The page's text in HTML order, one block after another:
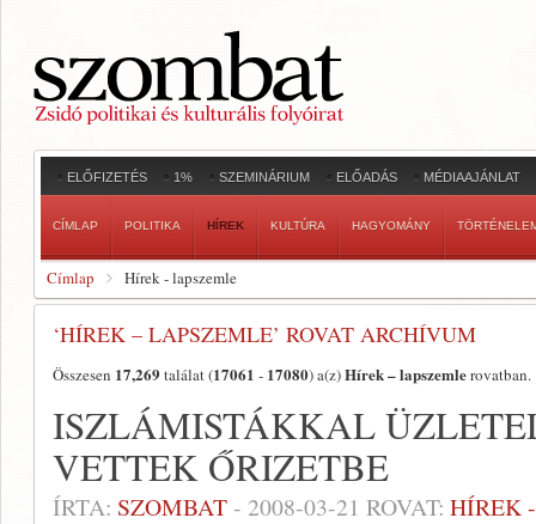
ELŐFIZETÉS 1% SZEMINÁRIUM ELŐADÁS MÉDIAAJÁNLAT
CÍMLAP POLITIKA HÍREK KULTÚRA HAGYOMÁNY
Címlap Hírek - lapszemle
‘HÍREK – LAPSZEMLE’ ROVAT ARCHÍVUM
Összesen 17,269 találat (17061 - 17080) a(z)Hírek – lapszemlerovatban.
ISZLÁMISTÁKKAL
VETTEK ŐRIZETBE
ÍRTA: SZOMBAT- 2008-03-21 ROVAT: HÍREK